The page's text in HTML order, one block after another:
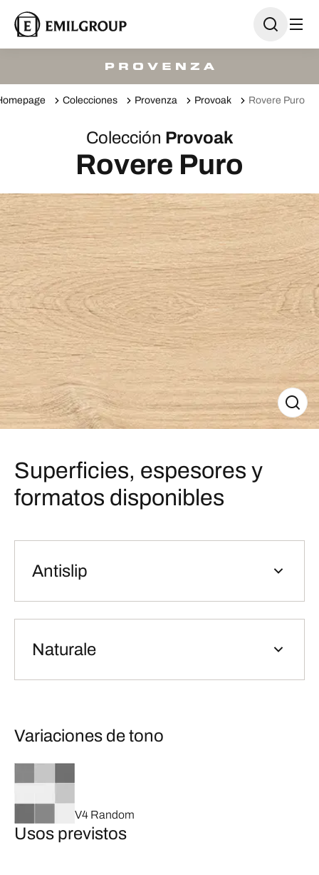
Colecciones Provenza Provoak Rovere Puro
Colección Provoak
Rovere Puro
Superficies, espesores y
formatos disponibles
Antislip
Naturale
Variaciones de tono
V4 Random
Usos previstos